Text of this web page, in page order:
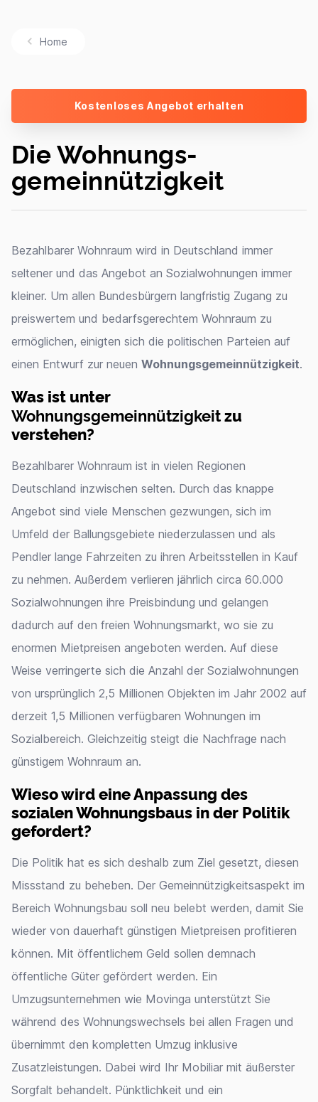
Home
Kostenloses Angebot erhalten
Die Wohnungs-
gemeinnützigkeit
Bezahlbarer Wohnraum wird in Deutschland immer
seltener und das Angebot an Sozialwohnungen immer
kleiner. Um allen Bundesbürgern langfristig Zugang zu
preiswertem und bedarfsgerechtem Wohnraum zu
ermöglichen, einigten sich die politischen Parteien auf
einen Entwurf zur neuen Wohnungsgemeinnützigkeit.
Was ist unter
Wohnungsgemeinnützigkeitzu
verstehen?
Bezahlbarer Wohnraum ist in vielen Regionen
Deutschland inzwischen selten. Durch das knappe
Angebot sind viele Menschen gezwungen, sich im
Umfeld der Ballungsgebiete niederzulassen und als
Pendler lange Fahrzeiten zu ihren Arbeitsstellen in Kauf
zu nehmen. Außerdem verlieren jährlich circa 60.000
Sozialwohnungen ihre Preisbindung und gelangen
dadurch auf den freien Wohnungsmarkt, wo sie zu
enormen Mietpreisen angeboten werden. Auf diese
Weise verringerte sich die Anzahl der Sozialwohnungen
von ursprünglich 2,5 Millionen Objekten im Jahr 2002 auf
derzeit 1,5 Millionen verfügbaren Wohnungen im
Sozialbereich. Gleichzeitig steigt die Nachfrage nach
günstigem Wohnraum an.
Wieso wird eine Anpassung des
sozialen Wohnungsbaus in der Politik
gefordert?
Die Politik hat es sich deshalb zum Ziel gesetzt, diesen
Missstand zu beheben. Der Gemeinnützigkeitsaspekt im
Bereich Wohnungsbau soll neu belebt werden, damit Sie
wieder von dauerhaft günstigen Mietpreisen profitieren
können. Mit öffentlichem Geld sollen demnach
öffentliche Güter gefördert werden. Ein
Umzugsunternehmen wie Movinga unterstützt Sie
während des Wohnungswechsels bei allen Fragen und
übernimmt den kompletten Umzug inklusive
Zusatzleistungen. Dabei wird Ihr Mobiliar mit äußerster
Sorgfalt behandelt. Pünktlichkeit und ein